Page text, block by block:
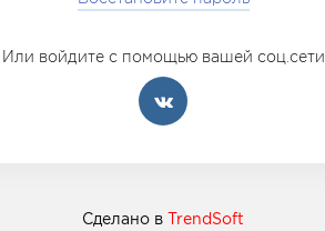
Или войдите с помощью вашей соц.сети
Сделано в TrendSoft